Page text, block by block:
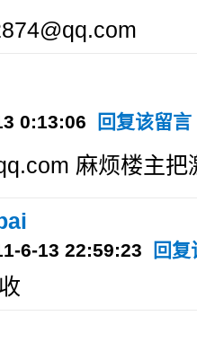
0:13:06 回复该留言
麻烦楼主把
6-13 22:59:23 回